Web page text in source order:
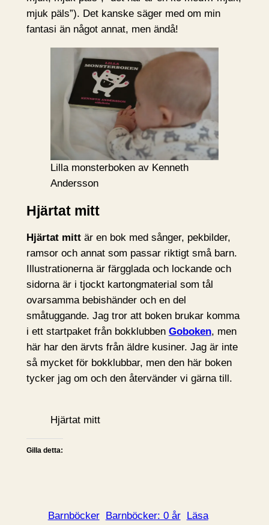
mjuk päls”). Det kanske säger med om min
fantasi än något annat, men ändå!
Lilla monsterboken av Kenneth
Andersson
Hjärtat mitt
Hjärtat mitt är en bok med sånger, pekbilder,
ramsor och annat som passar riktigt små barn.
Illustrationerna är färgglada och lockande och
sidorna är i tjockt kartongmaterial som tål
ovarsamma bebishänder och en del
småtuggande. Jag tror att boken brukar komma
i ett startpaket från bokklubben Goboken, men
här har den ärvts från äldre kusiner. Jag är inte
så mycket för bokklubbar, men den här boken
tycker jag om och den återvänder vi gärna till.
Hjärtat mitt
Gilla detta:
Barnböcker Barnböcker: 0 år
Läsa